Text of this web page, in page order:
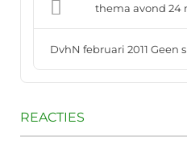
thema avond 24
DvhN februari 2011 Geen
REACTIES